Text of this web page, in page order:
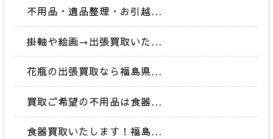
不用品・遺品整理・お引越...
掛軸や絵画→出張買取いた...
花瓶の出張買取なら福島県...
買取ご希望の不用品は食器...
食器買取いたします！福島...